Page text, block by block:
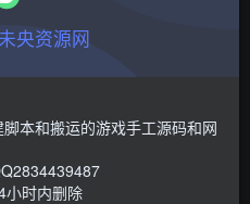
￥ 30
央资源网
本和搬运的游戏手工源码和网
小时内删除